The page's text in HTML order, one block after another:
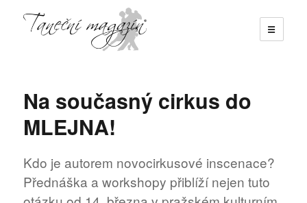
☰
Na současný cirkus do
MLEJNA!
Kdo je autorem novocirkusové inscenace?
Přednáška a workshopy přiblíží nejen tuto